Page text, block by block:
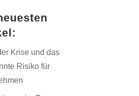
Krise und das
Risiko für